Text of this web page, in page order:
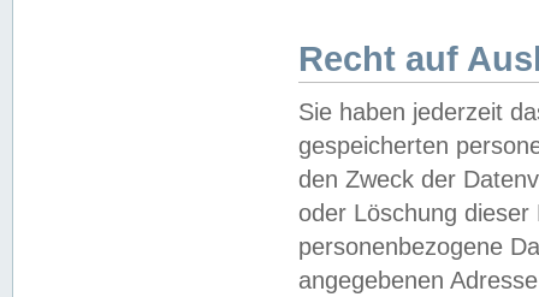
Recht auf
Sie haben jederzeit
gespeicherten
den Zweck der
oder Löschung
personenbezogene
angegebenen